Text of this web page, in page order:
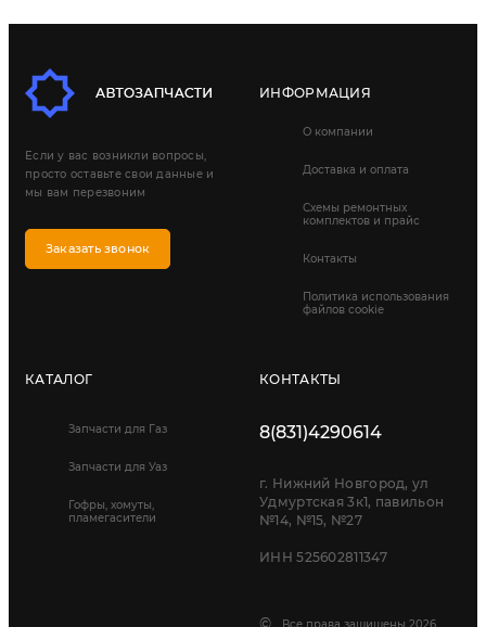
Если у вас возникли вопросы,
просто оставьте свои данные и
мы вам перезвоним
Заказать звонок
ИНФОРМАЦИЯ
О компании
Доставка и оплата
Схемы ремонтных
комплектов и прайс
Контакты
Политика использования
файлов cookie
КАТАЛОГ
Запчасти для Газ
Запчасти для Уаз
Гофры, хомуты,
пламегасители
КОНТАКТЫ
8(831)4290614
г. Нижний Новгород, ул
Удмуртская 3к1, павильон
№14, №15, №27
ИНН 525602811347